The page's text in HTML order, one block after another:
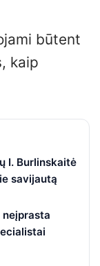
būtent
kaip
I. Burlinskaitė
savijautą